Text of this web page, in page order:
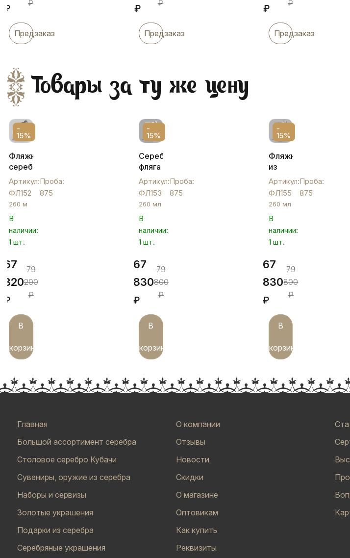
₽
₽
Предзаказ
₽
₽
Предзаказ
₽
₽
Предзаказ
Товары за ту же цену
-
15%
Фляжка
серебряная
с
откидной
крышкой
"Симфония",
ФЛ152
Артикул:
ФЛ152
Проба:
875
260 м
В
наличии:
1 шт.
67
320
₽
79
200
₽
В
корзину
-
15%
Серебряная
фляга
с
откидной
крышкой
"Рыбка",
ФЛ153
Артикул:
ФЛ153
Проба:
875
260 мл
В
наличии:
1 шт.
67
830
₽
79
800
₽
В
корзину
-
15%
Фляжка
из
серебра
с
откидной
крышкой
"Простор",
ФЛ155
Артикул:
ФЛ155
Проба:
875
260 мл
В
наличии:
1 шт.
67
830
₽
79
800
₽
В
корзину
Главная
Большой ассортимент серебра
Столовое серебро Кубачи
Сувениры, оружие из серебра
Наборы и сервизы
Золотые украшения
Подарки из серебра
Серебряные украшения
О компании
Отзывы
Новости
Скидки
О магазине
Оптовикам
Как купить
Реквизиты